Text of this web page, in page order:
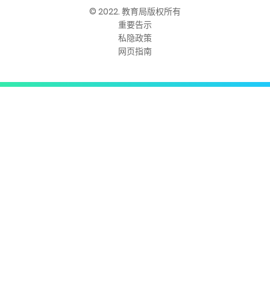
© 2022. 教育局版权所有
重要告示
私隐政策
网页指南